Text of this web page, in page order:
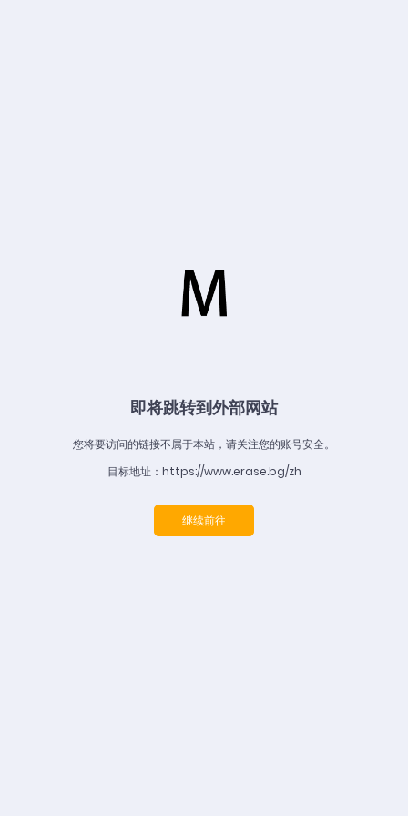
即将跳转到外部网站
您将要访问的链接不属于本站，请关注您的账号安全。
目标地址：https://www.erase.bg/zh
继续前往